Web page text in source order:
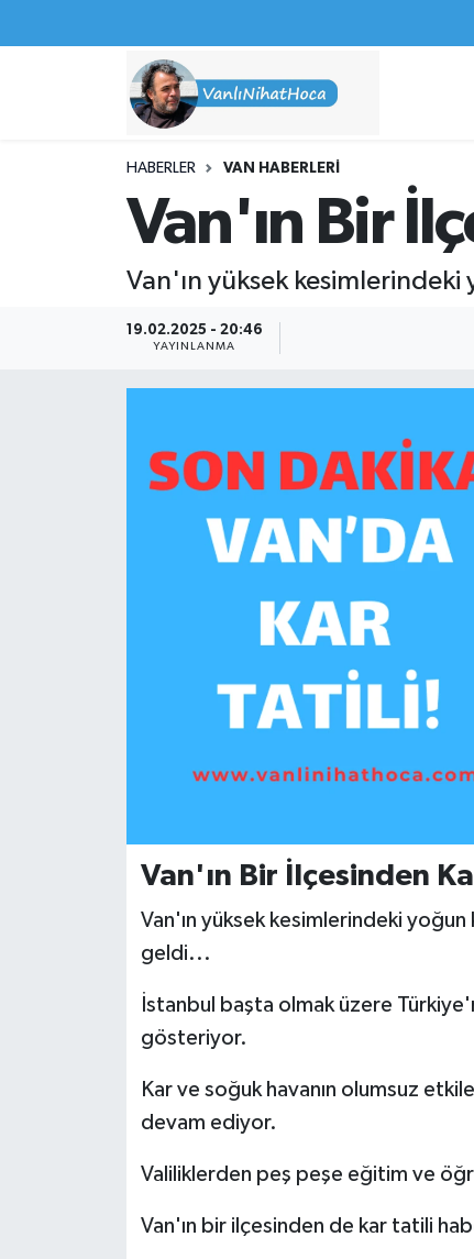
HABERLER VAN HABERLERI
Van'ın Bir
Van'ın yüksek
19.02.2025 - 20:46
YAYINLANMA
Van'ın Bir İlçesinden
Van'ın yüksek kesimlerindeki
geldi...
İstanbul başta olmak üzere
gösteriyor.
Kar ve soğuk havanın olumsuz
devam ediyor.
Valiliklerden peş peşe eğitim ve
Van'ın bir ilçesinden de kar tatili
Haberler
İş İlanları
İpekyolu Nöbetçi Eczaneler
İpekyolu Trafik Yoğunluk Haritası